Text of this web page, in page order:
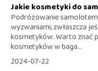
Jakie kosmetyki do
Podróżowanie
wyzwaniami, zwłaszcza
kosmetyków. Warto znać
kosmetyków w baga...
2024-07-22